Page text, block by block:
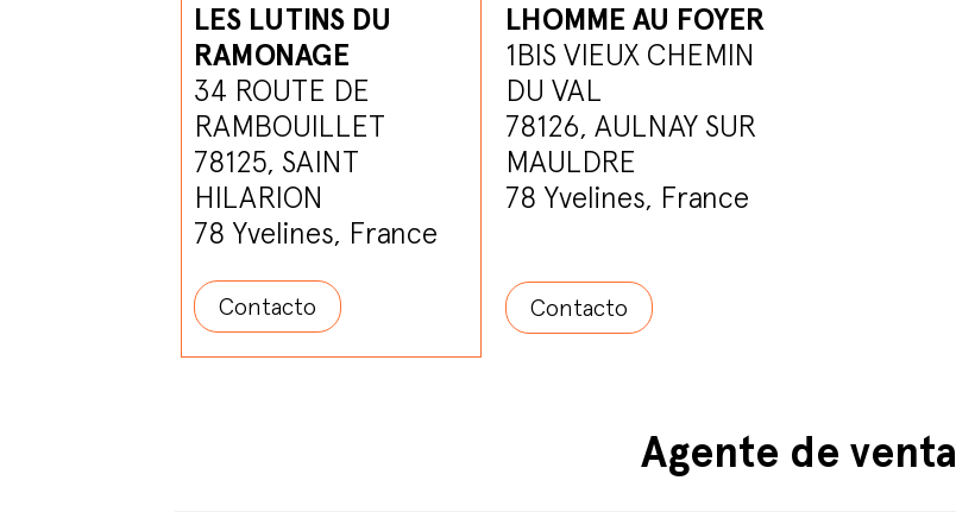
LHOMME AU FOYER
1BIS VIEUX CHEMIN
DU VAL
78126, AULNAY SUR
MAULDRE
78 Yvelines, France
Contacto
LES LUTINS DU
RAMONAGE
34 ROUTE DE
RAMBOUILLET
78125, SAINT
HILARION
78 Yvelines, France
Contacto
Agente de venta